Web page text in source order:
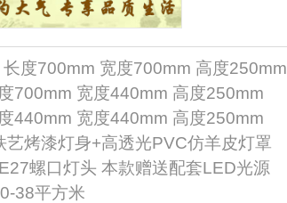
长度700mm 宽度700mm 高度250mm
宽度440mm 高度250mm
宽度440mm 高度250mm
艺烤漆灯身+高透光PVC仿羊皮灯罩
螺口灯头 本款赠送配套LED光源
38平方米